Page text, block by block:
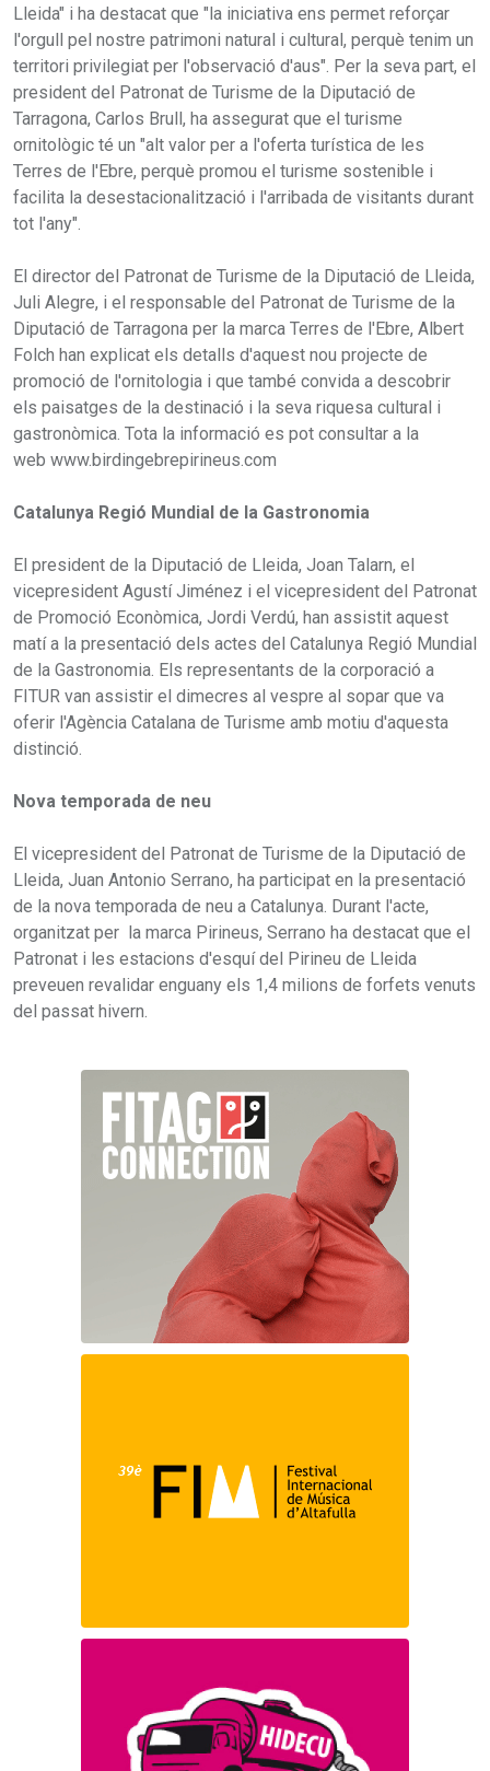
Lleida" i ha destacat que "la iniciativa ens permet reforçar
l'orgull pel nostre patrimoni natural i cultural, perquè tenim un
territori privilegiat per l'observació d'aus". Per la seva part, el
president del Patronat de Turisme de la Diputació de
Tarragona, Carlos Brull, ha assegurat que el turisme
ornitològic té un "alt valor per a l'oferta turística de les
Terres de l'Ebre, perquè promou el turisme sostenible i
facilita la desestacionalització i l'arribada de visitants durant
tot l'any".
El director del Patronat de Turisme de la Diputació de Lleida,
Juli Alegre, i el responsable del Patronat de Turisme de la
Diputació de Tarragona per la marca Terres de l'Ebre, Albert
Folch han explicat els detalls d'aquest nou projecte de
promoció de l'ornitologia i que també convida a descobrir
els paisatges de la destinació i la seva riquesa cultural i
gastronòmica. Tota la informació es pot consultar a la
web www.birdingebrepirineus.com
Catalunya Regió Mundial de la Gastronomia
El president de la Diputació de Lleida, Joan Talarn, el
vicepresident Agustí Jiménez i el vicepresident del Patronat
de Promoció Econòmica, Jordi Verdú, han assistit aquest
matí a la presentació dels actes del Catalunya Regió Mundial
de la Gastronomia. Els representants de la corporació a
FITUR van assistir el dimecres al vespre al sopar que va
oferir l'Agència Catalana de Turisme amb motiu d'aquesta
distinció.
Nova temporada de neu
El vicepresident del Patronat de Turisme de la Diputació de
Lleida, Juan Antonio Serrano, ha participat en la presentació
de la nova temporada de neu a Catalunya. Durant l'acte,
organitzat per la marca Pirineus, Serrano ha destacat que el
Patronat i les estacions d'esquí del Pirineu de Lleida
preveuen revalidar enguany els 1,4 milions de forfets venuts
del passat hivern.